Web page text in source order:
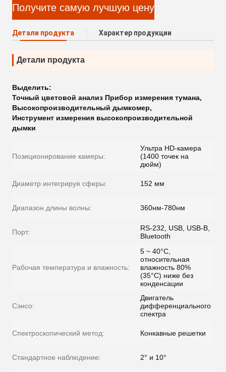
Получите самую лучшую цену
Детали продукта Характер продукции
Детали продукта
Выделить:
Точный цветовой анализ Прибор измерения тумана,
Высокопроизводительный дымкомер,
Инструмент измерения высокопроизводительной
дымки
Позиционирование камеры:
Ультра HD-камера
(1400 точек на
дюйм)
Диаметр интегрируя сферы: 152 мм
Диапазон длины волны: 360нм-780нм
Порт:
RS-232, USB, USB-B,
Bluetooth
Рабочая температура и влажность:
5 ~ 40°C,
относительная
влажность 80%
(35°C) ниже без
конденсации
Сэнсо:
Двигатель
дифференциального
спектра
Спектроскопический метод: Конкавные решетки
Стандартное наблюдение: 2° и 10°